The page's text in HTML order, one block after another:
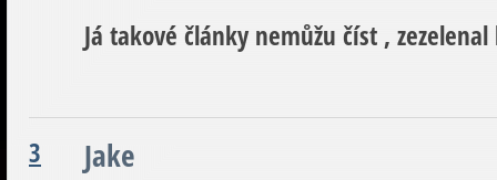
Já takové články nemůžu číst ,
3 Jake